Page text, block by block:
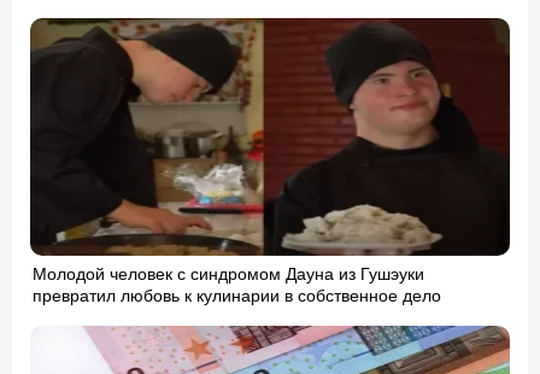
Молодой человек с синдромом Дауна из Гушэуки
превратил любовь к кулинарии в собственное дело